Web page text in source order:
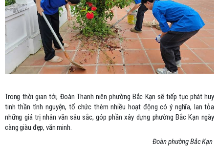
Trong thời gian tới, Đoàn Thanh niên phường Bắc Kạn sẽ tiếp tục phát huy
tinh thần tình nguyện, tổ chức thêm nhiều hoạt động có ý nghĩa, lan tỏa
những giá trị nhân văn sâu sắc, góp phần xây dựng phường Bắc Kạn ngày
càng giàu đẹp, văn minh.
Đoàn phường Bắc Kạn